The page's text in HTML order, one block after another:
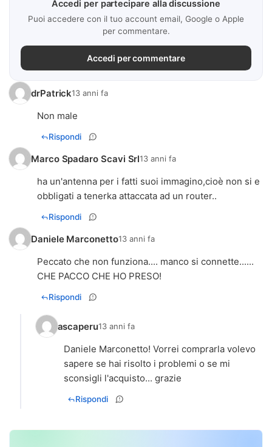
Accedi per partecipare alla discussione
Puoi accedere con il tuo account email, Google o Apple
per commentare.
Accedi per commentare
drPatrick13 anni fa
Non male
Rispondi
Marco Spadaro Scavi Srl13 anni fa
ha un'antenna per i fatti suoi immagino,cioè non si e
obbligati a tenerka attaccata ad un router..
Rispondi
Daniele Marconetto13 anni fa
Peccato che non funziona.... manco si connette......
CHE PACCO CHE HO PRESO!
Rispondi
ascaperu13 anni fa
Daniele Marconetto! Vorrei comprarla volevo
sapere se hai risolto i problemi o se mi
sconsigli l'acquisto... grazie
Rispondi